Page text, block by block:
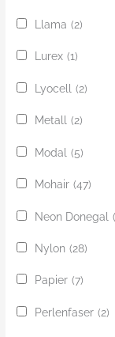
Llama (2)
Lurex (1)
Lyocell (2)
Metall (2)
Modal (5)
Mohair (47)
Neon Donegal
Nylon (28)
Papier (7)
Perlenfaser (2)